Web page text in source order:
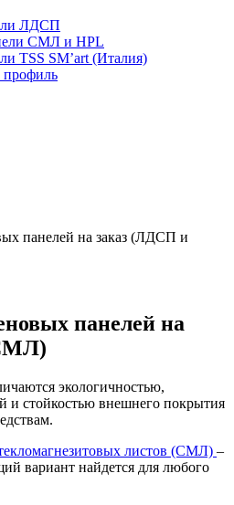
ЛДСП
СМЛ и HPL
TSS SM’art (Италия)
панелей на заказ (ЛДСП и
панелей на
экологичностью,
и стойкостью внешнего покрытия
листов (СМЛ) –
вариант найдется для любого